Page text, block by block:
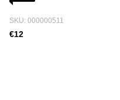
SKU: 000000511
€12